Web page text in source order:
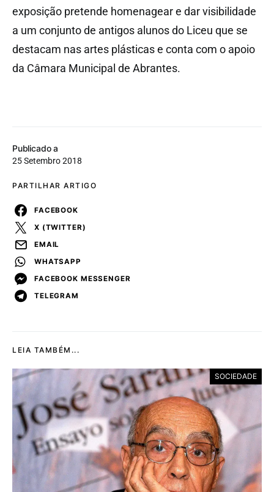
Publicado a
25 Setembro 2018
PARTILHAR ARTIGO
FACEBOOK
X (TWITTER)
EMAIL
WHATSAPP
FACEBOOK MESSENGER
TELEGRAM
exposição pretende homenagear e dar visibilidade
a um conjunto de antigos alunos do Liceu que se
destacam nas artes plásticas e conta com o apoio
da Câmara Municipal de Abrantes.
LEIA TAMBÉM...
SOCIEDADE